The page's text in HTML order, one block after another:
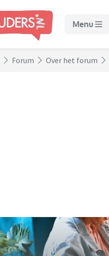
Menu
Forum Over het forum